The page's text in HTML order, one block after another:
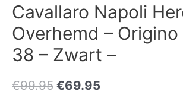
Cavallaro Napoli
Overhemd –
38 – Zwart –
€99.95 €69.95